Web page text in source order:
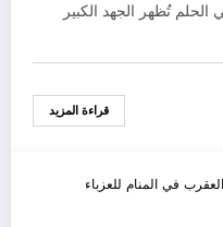
الحلم تُظهر الجهد الكبير
قراءة المزيد